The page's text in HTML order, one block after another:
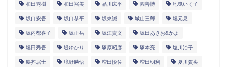
和田秀樹 和田裕美 品川広平 園善博 地曳いく子
坂口安吾 坂口恭平 坂東誠 城山三郎 堀元見
堀内都喜子 堀正岳 堀江貴文 堀田あきお&かよ
堀田秀吾 堤ゆかり 塚原昭彦 塚本亮 塩川治子
塵芥居士 境野勝悟 増田悦佐 増田明利 夏川賀央